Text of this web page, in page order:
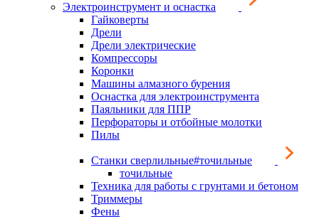
Электроинструмент и оснастка
Гайковерты
Дрели
Дрели электрические
Компрессоры
Коронки
Машины алмазного бурения
Оснастка для электроинструмента
Паяльники для ППР
Перфораторы и отбойные молотки
Пилы
Станки сверлильные#точильные
точильные
Техника для работы с грунтами и бетоном
Триммеры
Фены